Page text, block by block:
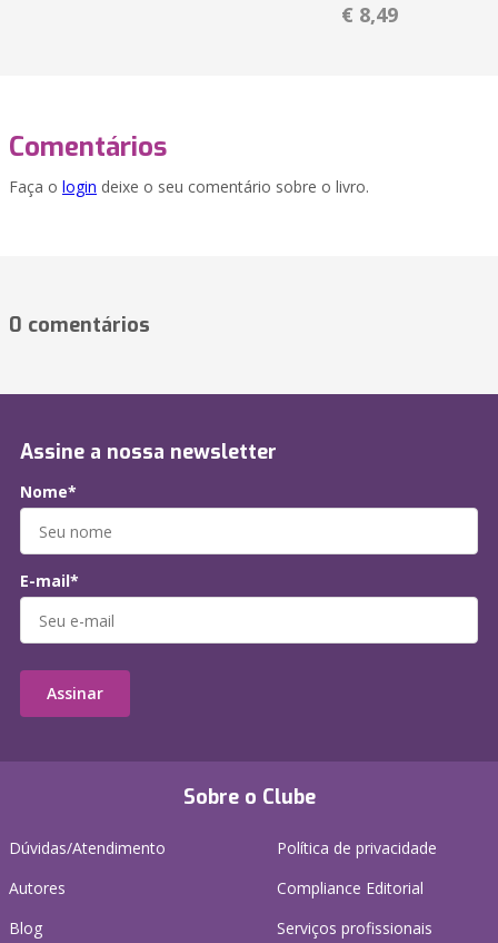
€ 8,49
Comentários
Faça o login deixe o seu comentário sobre o livro.
0 comentários
Sobre o Clube
Dúvidas/Atendimento
Autores
Blog
Política de privacidade
Compliance Editorial
Serviços profissionais
Assine a nossa newsletter
Nome*
E-mail*
Assinar